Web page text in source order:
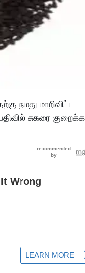
நமது மாறிவிட்ட
சுகரை குறைக்க